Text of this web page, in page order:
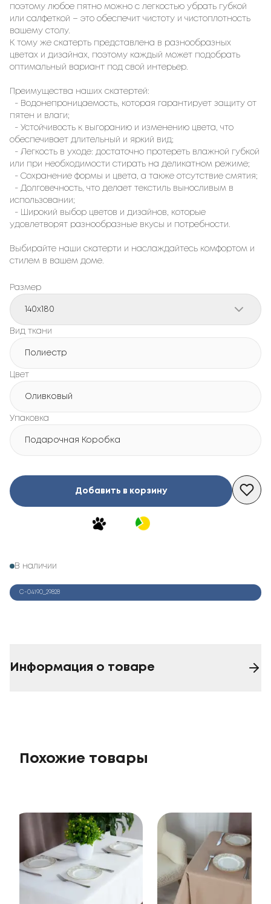
поэтому любое пятно можно с легкостью убрать губкой
или салфеткой – это обеспечит чистоту и чистоплотность
вашему столу.
К тому же скатерть представлена в разнообразных
цветах и дизайнах, поэтому каждый может подобрать
оптимальный вариант под свой интерьер.
Преимущества наших скатертей:
- Водонепроницаемость, которая гарантирует защиту от
пятен и влаги;
- Устойчивость к выгоранию и изменению цвета, что
обеспечивает длительный и яркий вид;
- Легкость в уходе: достаточно протереть влажной губкой
или при необходимости стирать на деликатном режиме;
- Сохранение формы и цвета, а также отсутствие смятия;
- Долговечность, что делает текстиль выносливым в
использовании;
- Широкий выбор цветов и дизайнов, которые
удовлетворят разнообразные вкусы и потребности.
Выбирайте наши скатерти и наслаждайтесь комфортом и
стилем в вашем доме.
Размер
140x180
Вид ткани
Полиестр
Цвет
Оливковый
Упаковка
Подарочная Коробка
Добавить в корзину
В наличии
С-04190_29828
Информация о товаре
Похожие товары